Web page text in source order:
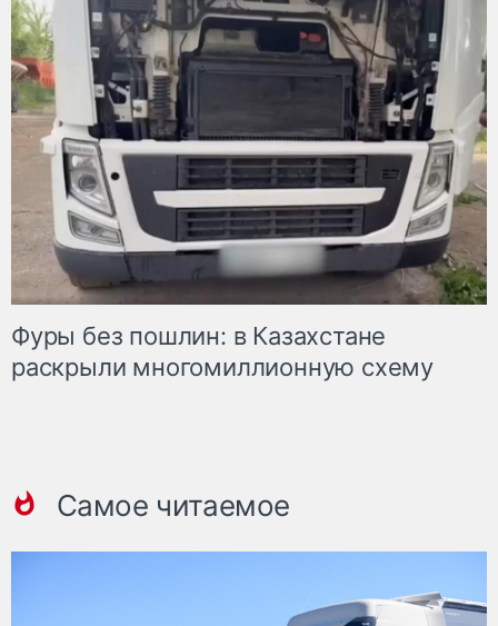
Фуры без пошлин: в Казахстане
раскрыли многомиллионную схему
Самое читаемое